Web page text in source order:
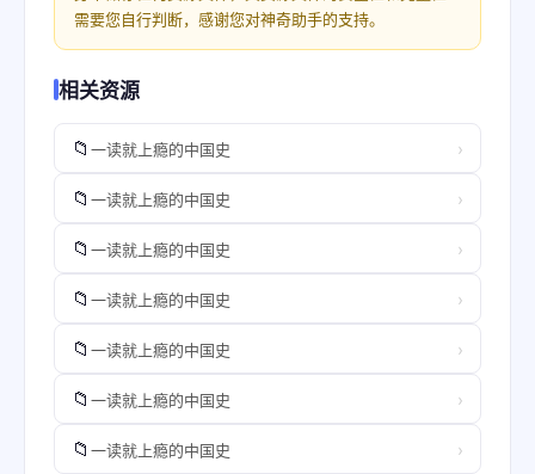
需要您自行判断，感谢您对神奇助手的支持。
相关资源
📁 一读就上瘾的中国史 ›
📁 一读就上瘾的中国史 ›
📁 一读就上瘾的中国史 ›
📁 一读就上瘾的中国史 ›
📁 一读就上瘾的中国史 ›
📁 一读就上瘾的中国史 ›
📁 一读就上瘾的中国史 ›